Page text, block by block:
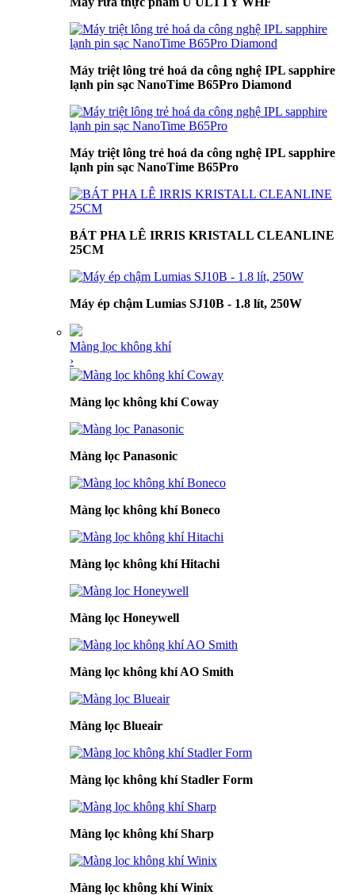
Máy triệt lông trẻ hoá da công nghệ IPL sapphire
lạnh pin sạc NanoTime B65Pro Diamond
Máy triệt lông trẻ hoá da công nghệ IPL sapphire
lạnh pin sạc NanoTime B65Pro
BÁT PHA LÊ IRRIS KRISTALL CLEANLINE
25CM
Máy ép chậm Lumias SJ10B - 1.8 lít, 250W
Màng lọc không khí
›
Màng lọc không khí Coway
Màng lọc Panasonic
Màng lọc không khí Boneco
Màng lọc không khí Hitachi
Màng lọc Honeywell
Màng lọc không khí AO Smith
Màng lọc Blueair
Màng lọc không khí Stadler Form
Màng lọc không khí Sharp
Màng lọc không khí Winix